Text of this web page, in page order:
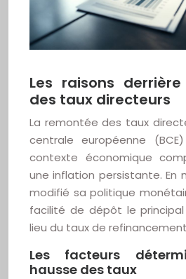
Les raisons
des taux directeurs
La remontée des taux
centrale européenne
contexte économique
une inflation persistante. En
modifié sa politique
facilité de dépôt le
lieu du taux de
Les facteurs
hausse des taux